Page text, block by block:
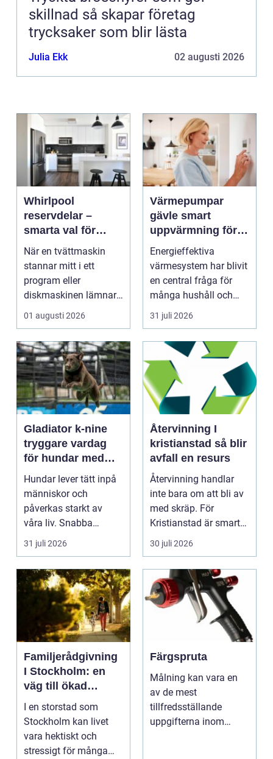
skillnad så skapar företag
trycksaker som blir lästa
Julia Ekk 02 augusti 2026
Whirlpool
reservdelar –
smarta val för
längre livslängd på
vitvaror
När en tvättmaskin
stannar mitt i ett
program eller
diskmaskinen lämnar
disken smutsi...
01 augusti 2026
Värmepumpar
gävle smart
uppvärmning för
hus och företag
Energieffektiva
värmesystem har blivit
en central fråga för
många hushåll och
fastighetsägare i
Gävl...
31 juli 2026
Gladiator k-nine
tryggare vardag
för hundar med
stress och oro
Hundar lever tätt inpå
människor och
påverkas starkt av
våra liv. Snabba
förändringar, höga ljud,
en...
31 juli 2026
Återvinning I
kristianstad så blir
avfall en resurs
Återvinning handlar
inte bara om att bli av
med skräp. För
Kristianstad är smart
avfallshantering en...
30 juli 2026
Familjerådgivning
I Stockholm: en
väg till ökad
harmoni och
förståelse
I en storstad som
Stockholm kan livet
vara hektiskt och
stressigt för många
Färgspruta
Målning kan vara en
av de mest
tillfredsställande
uppgifterna inom